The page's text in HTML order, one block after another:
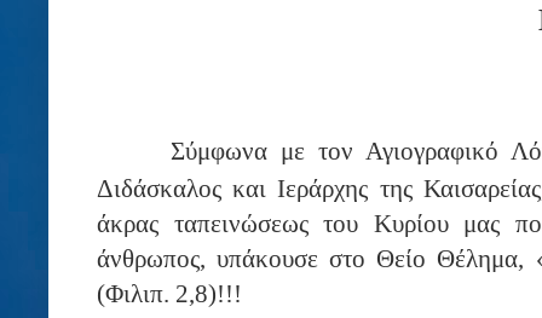
Σύμφωνα με τον Αγιογραφικό
Διδάσκαλος και Ιεράρχης της
άκρας ταπεινώσεως του Κυρίου μας
άνθρωπος, υπάκουσε στο Θείο
(Φιλιπ. 2,8)!!!